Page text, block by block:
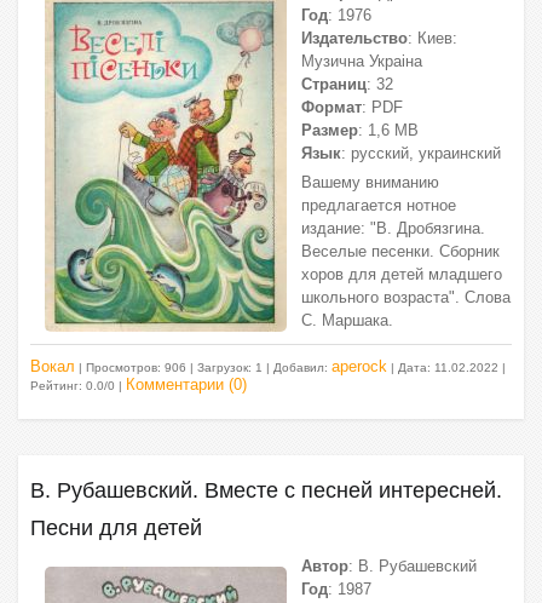
Год: 1976
Издательство: Киев:
Музична Украiна
Страниц: 32
Формат: PDF
Размер: 1,6 МВ
Язык: русский, украинский
Вашему вниманию
предлагается нотное
издание: "В. Дробязгина.
Веселые песенки. Сборник
хоров для детей младшего
школьного возраста". Слова
С. Маршака.
Вокал | Просмотров: 906 | Загрузок: 1 | Добавил: aperock | Дата: 11.02.2022 |
Рейтинг: 0.0/0 | Комментарии (0)
В. Рубашевский. Вместе с песней интересней.
Песни для детей
Автор: В. Рубашевский
Год: 1987